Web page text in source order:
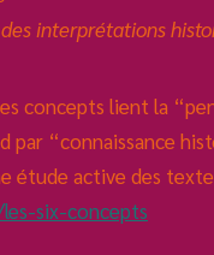
interprétations
concepts lient la
par “connaissance
étude active des
six-concepts